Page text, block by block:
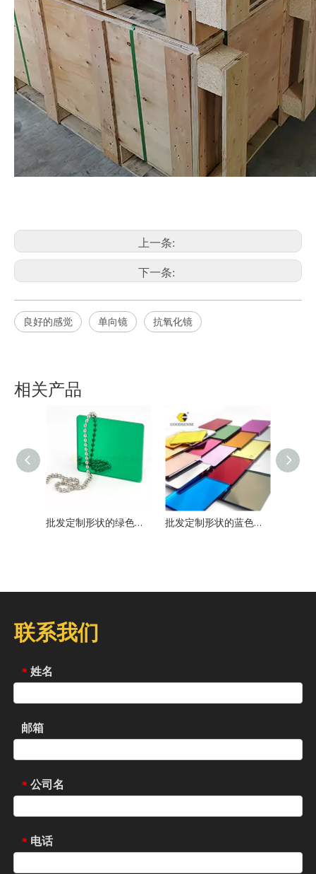
上一条:
下一条:
良好的感觉 单向镜 抗氧化镜
相关产品
批发定制形状的绿色丙烯酸镜高亮度镜头面板，用于手工艺品展示和装饰 批发定制形状的蓝色丙烯酸镜高亮镜，用于手工艺品显示和装饰
联系我们
* 姓名
邮箱
* 公司名
* 电话